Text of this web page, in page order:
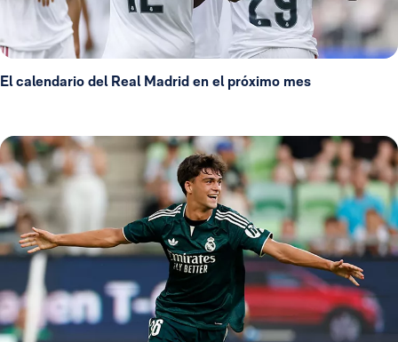
El calendario del Real Madrid en el próximo mes